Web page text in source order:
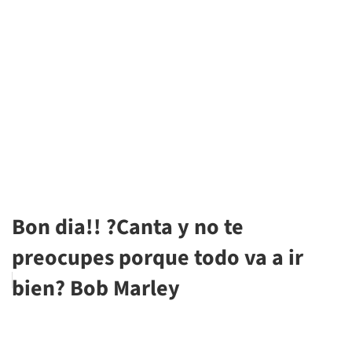
Bon dia!! ?Canta y no te
preocupes porque todo va a ir
bien? Bob Marley